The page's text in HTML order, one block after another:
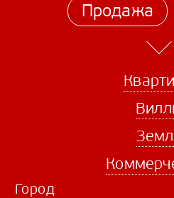
Продажа
Город